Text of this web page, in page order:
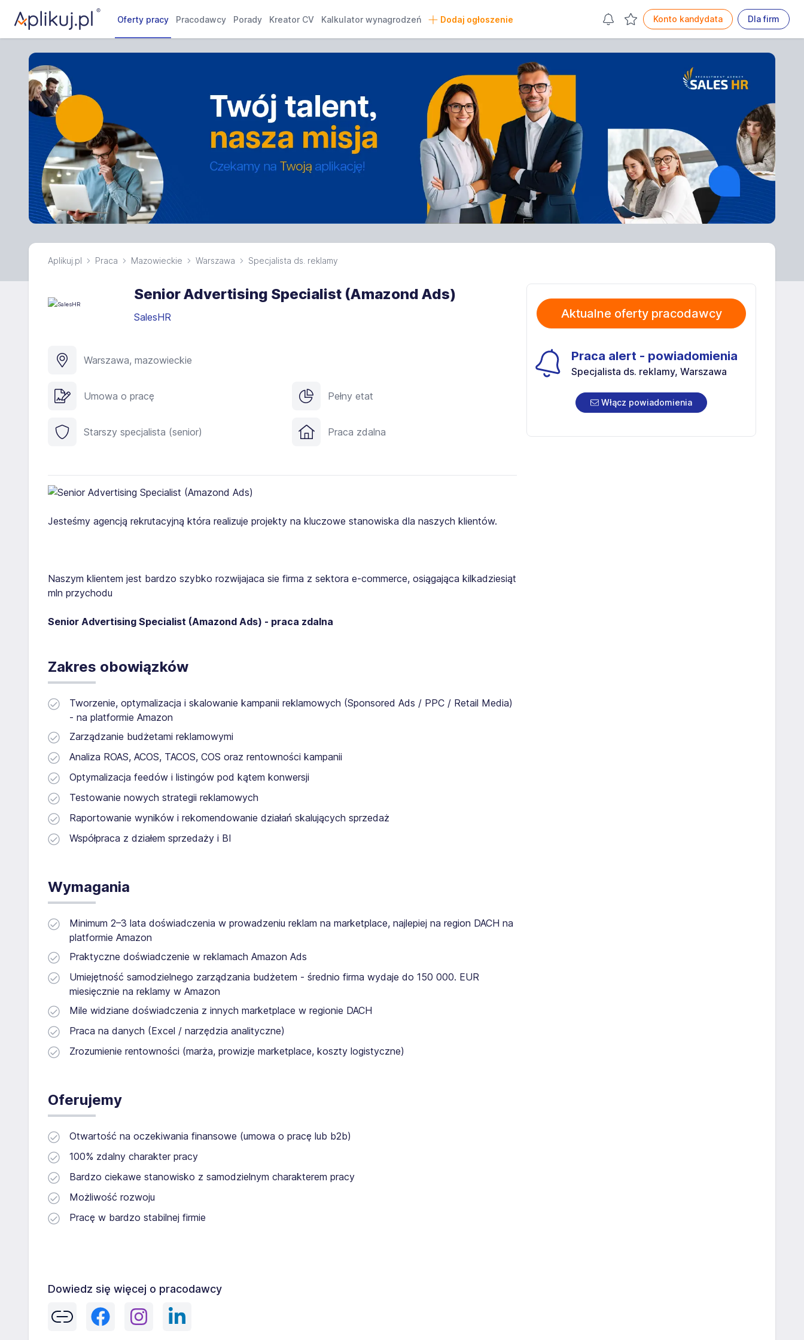
Oferty pracy Pracodawcy Porady Kreator CV Kalkulator wynagrodzeń Dodaj ogłoszenie Konto kandydata Dla firm
Aplikuj.pl Praca Mazowieckie Warszawa Specjalista ds. reklamy
Senior Advertising Specialist (Amazond Ads)
SalesHR
Warszawa, mazowieckie
Umowa o pracę Pełny etat
Starszy specjalista (senior) Praca zdalna
Jesteśmy agencją rekrutacyjną która realizuje projekty na kluczowe stanowiska dla naszych klientów.
Naszym klientem jest bardzo szybko rozwijajaca sie firma z sektora e-commerce, osiągająca kilkadziesiąt
mln przychodu
Senior Advertising Specialist (Amazond Ads) - praca zdalna
Zakres obowiązków
Tworzenie, optymalizacja i skalowanie kampanii reklamowych (Sponsored Ads / PPC / Retail Media)
- na platformie Amazon
Zarządzanie budżetami reklamowymi
Analiza ROAS, ACOS, TACOS, COS oraz rentowności kampanii
Optymalizacja feedów i listingów pod kątem konwersji
Testowanie nowych strategii reklamowych
Raportowanie wyników i rekomendowanie działań skalujących sprzedaż
Współpraca z działem sprzedaży i BI
Wymagania
Minimum 2–3 lata doświadczenia w prowadzeniu reklam na marketplace, najlepiej na region DACH na
platformie Amazon
Praktyczne doświadczenie w reklamach Amazon Ads
Umiejętność samodzielnego zarządzania budżetem - średnio firma wydaje do 150 000. EUR
miesięcznie na reklamy w Amazon
Mile widziane doświadczenia z innych marketplace w regionie DACH
Praca na danych (Excel / narzędzia analityczne)
Zrozumienie rentowności (marża, prowizje marketplace, koszty logistyczne)
Oferujemy
Otwartość na oczekiwania finansowe (umowa o pracę lub b2b)
100% zdalny charakter pracy
Bardzo ciekawe stanowisko z samodzielnym charakterem pracy
Możliwość rozwoju
Pracę w bardzo stabilnej firmie
Dowiedz się więcej o pracodawcy
Aktualne oferty pracodawcy
Praca alert - powiadomienia
Specjalista ds. reklamy, Warszawa
Włącz powiadomienia